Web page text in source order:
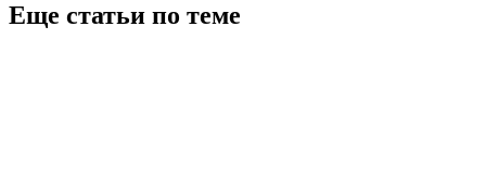
Еще статьи по теме